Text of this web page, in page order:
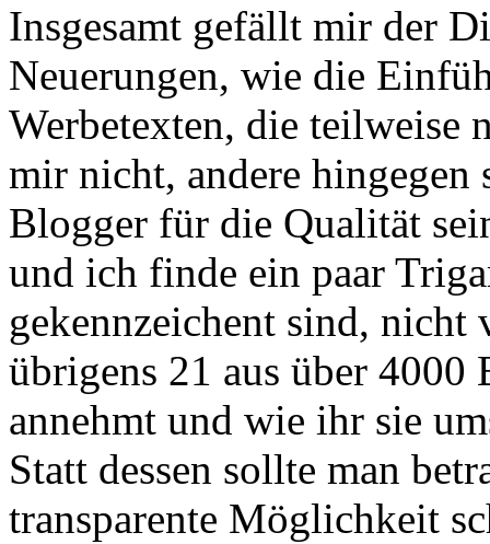
Insgesamt gefällt mir der
Neuerungen, wie die
Werbetexten, die teilweise
mir nicht, andere hingegen
Blogger für die Qualität
und ich finde ein paar
gekennzeichent sind,
übrigens 21 aus über
annehmt und wie ihr sie
Statt dessen sollte man
transparente Möglichkeit